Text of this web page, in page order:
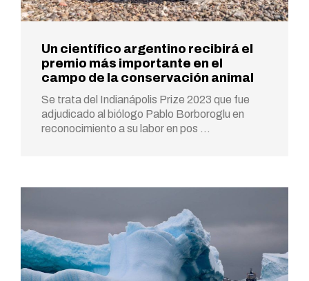
Un científico argentino recibirá el
premio más importante en el
campo de la conservación animal
Se trata del Indianápolis Prize 2023 que fue
adjudicado al biólogo Pablo Borboroglu en
reconocimiento a su labor en pos …